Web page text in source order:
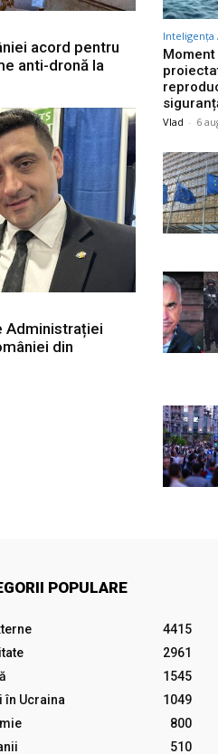
acord pentru
anti-dronă la
Administrației
din
Inteligența
Vlad - 6
POPULARE
4415
2961
1545
în Ucraina
1049
800
510